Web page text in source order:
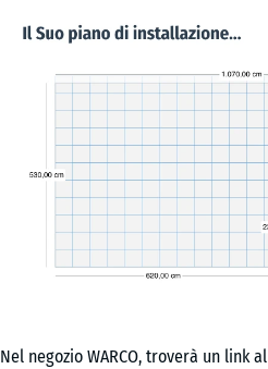
Nel negozio WARCO, troverà un link al